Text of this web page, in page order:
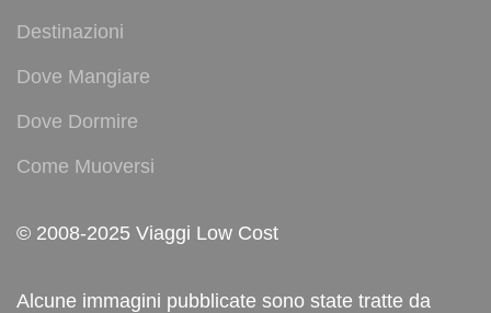
Destinazioni
Dove Mangiare
Dove Dormire
Come Muoversi
© 2008-2025 Viaggi Low Cost
Alcune immagini pubblicate sono state tratte da